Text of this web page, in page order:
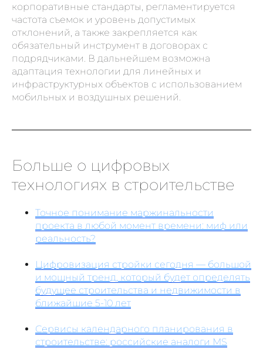
корпоративные стандарты, регламентируется
частота съемок и уровень допустимых
отклонений, а также закрепляется как
обязательный инструмент в договорах с
подрядчиками. В дальнейшем возможна
адаптация технологии для линейных и
инфраструктурных объектов с использованием
мобильных и воздушных решений.
Больше о цифровых
технологиях в строительстве
Точное понимание маржинальности
проекта в любой момент времени: миф или
реальность?
Цифровизация стройки сегодня — большой
и мощный тренд, который будет определять
будущее строительства и недвижимости в
ближайшие 5-10 лет
Сервисы календарного планирования в
строительстве: российские аналоги MS